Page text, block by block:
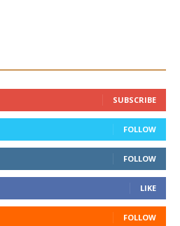
SUBSCRIBE
FOLLOW
FOLLOW
LIKE
FOLLOW